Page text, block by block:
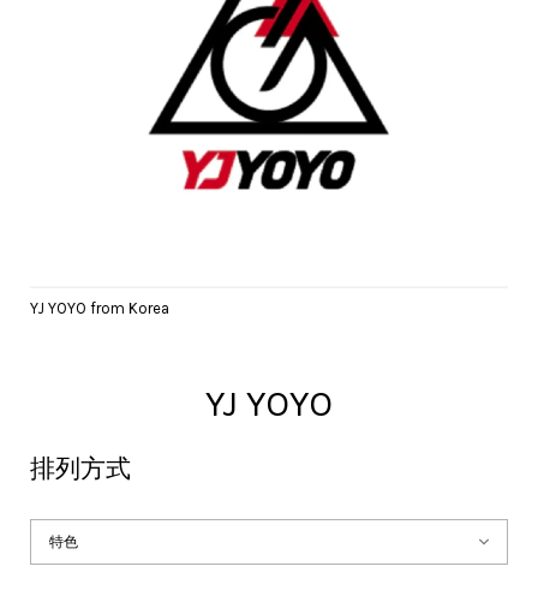
YJ YOYO from Korea
YJ YOYO
排列方式